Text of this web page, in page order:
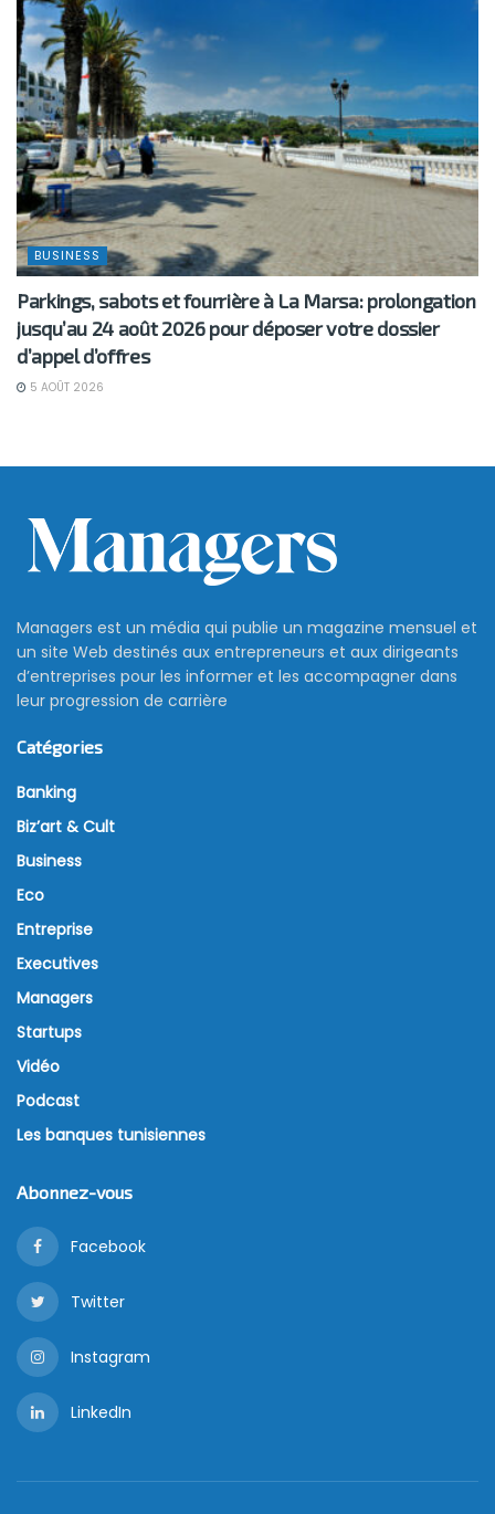
BUSINESS
Parkings, sabots et fourrière à La Marsa: prolongation
jusqu’au 24 août 2026 pour déposer votre dossier
d’appel d’offres
5 AOÛT 2026
Managers est un média qui publie un magazine mensuel et
un site Web destinés aux entrepreneurs et aux dirigeants
d’entreprises pour les informer et les accompagner dans
leur progression de carrière
Catégories
Banking
Biz’art & Cult
Business
Eco
Entreprise
Executives
Managers
Startups
Vidéo
Podcast
Les banques tunisiennes
Abonnez-vous
Facebook
Twitter
Instagram
LinkedIn